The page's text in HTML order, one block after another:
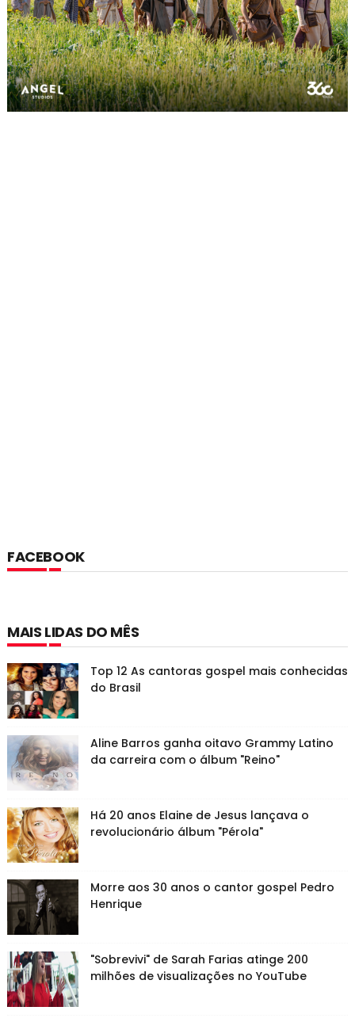
FACEBOOK
MAIS LIDAS DO MÊS
Top 12 As cantoras gospel mais conhecidas
do Brasil
Aline Barros ganha oitavo Grammy Latino
da carreira com o álbum "Reino"
Há 20 anos Elaine de Jesus lançava o
revolucionário álbum "Pérola"
Morre aos 30 anos o cantor gospel Pedro
Henrique
"Sobrevivi" de Sarah Farias atinge 200
milhões de visualizações no YouTube